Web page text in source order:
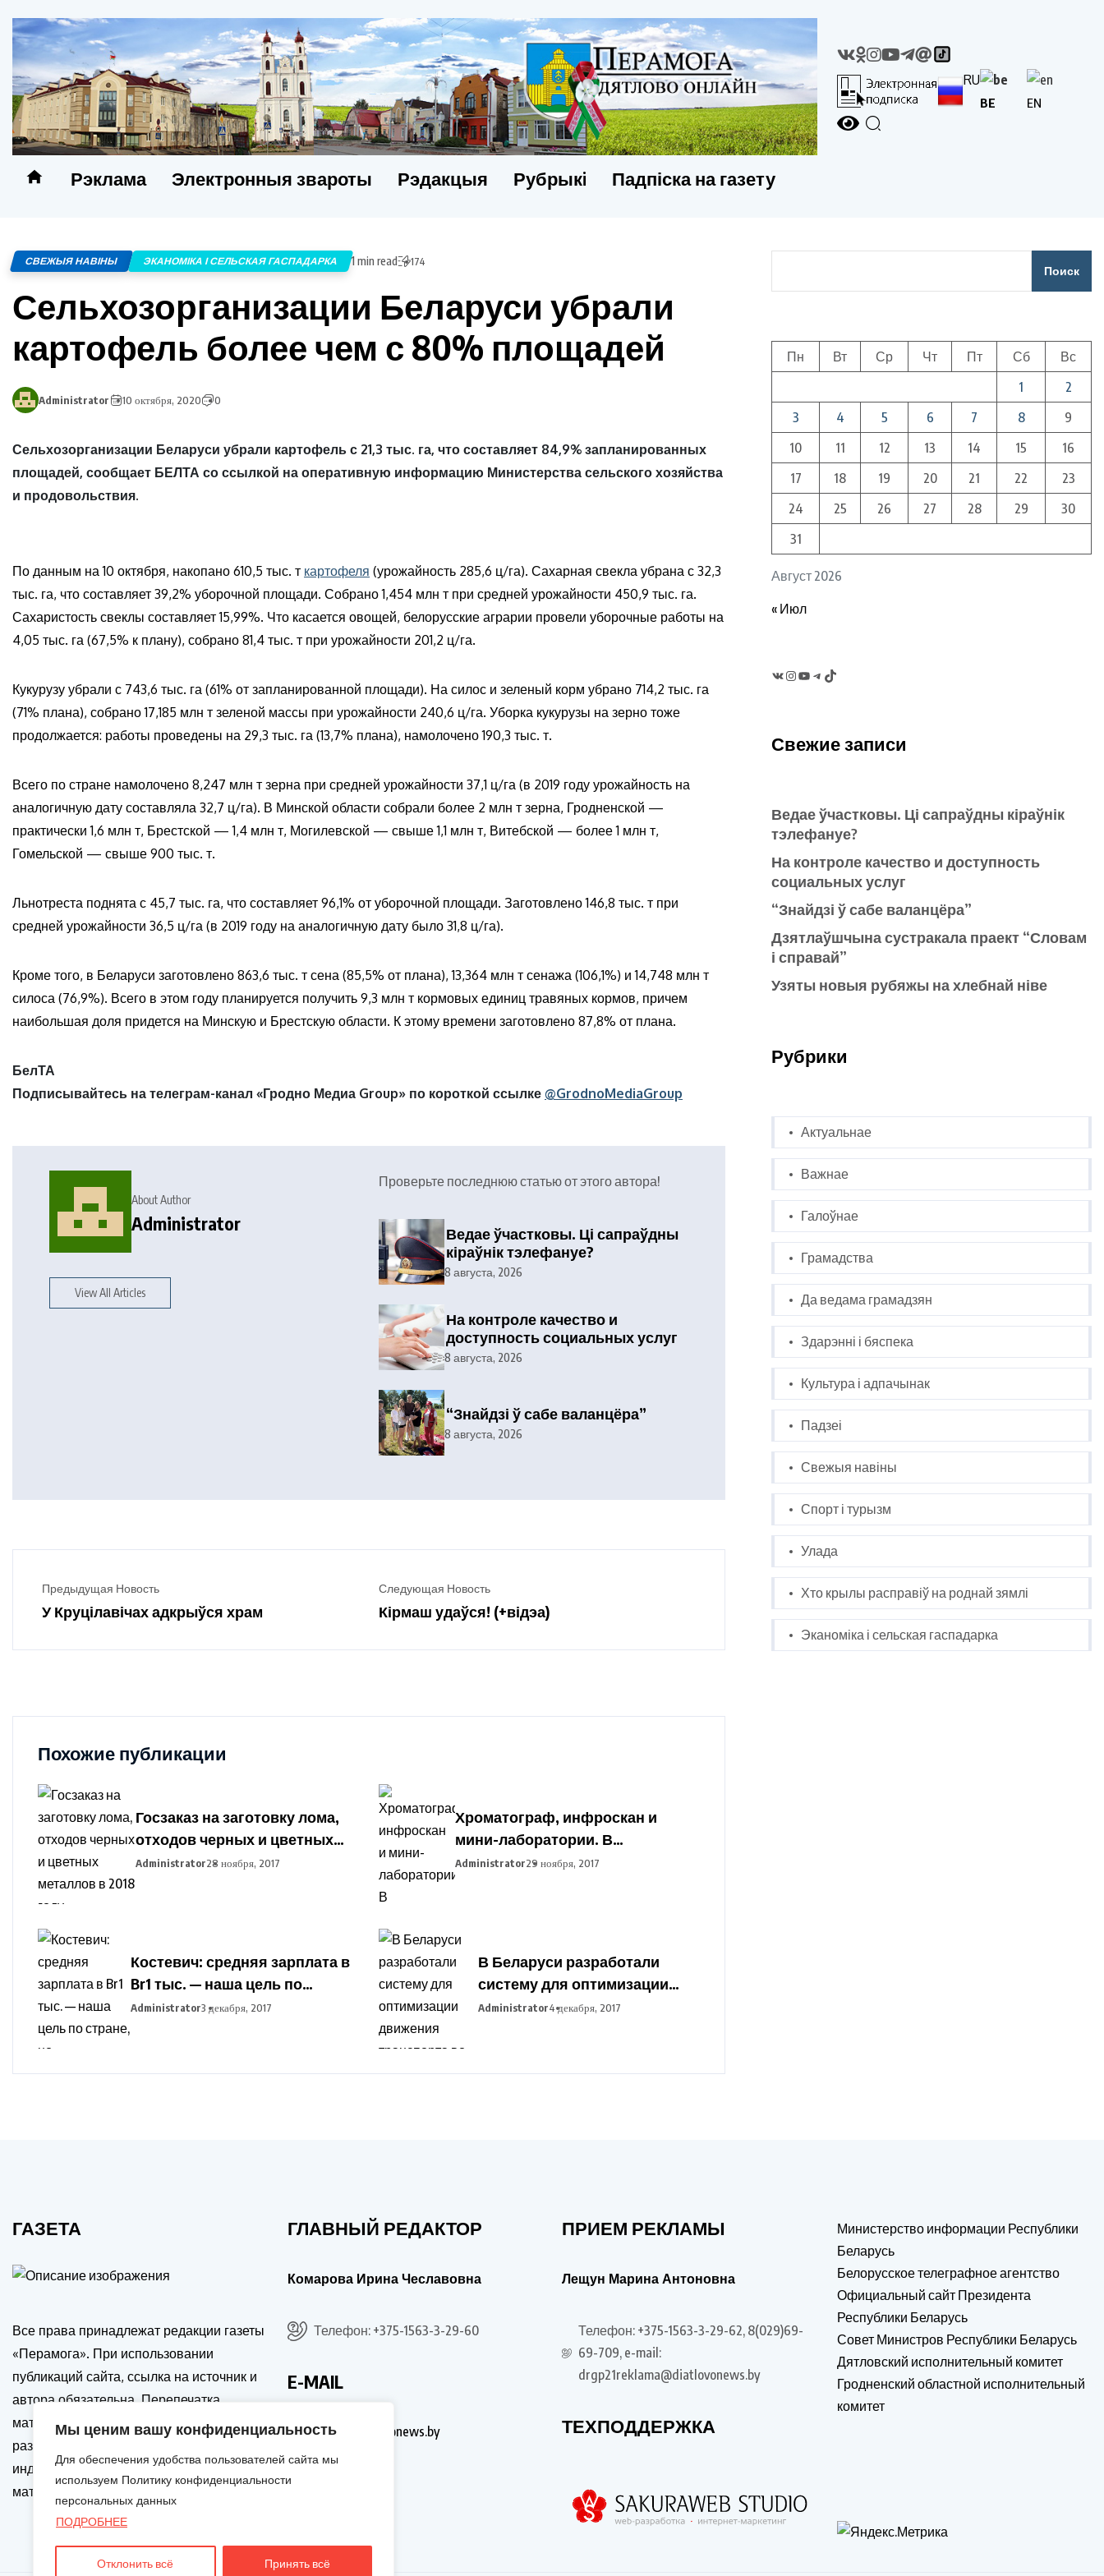
Мы ценим вашу конфиденциальность
Для обеспечения удобства пользователей сайта мы
используем Политику конфиденциальности
персональных данных
ПОДРОБНЕЕ
Отклонить всё Принять всё
Рэклама Электронныя звароты Рэдакцыя Рубрыкi Падпіска на газету
RU
BE EN
СВЕЖЫЯ НАВІНЫ ЭКАНОМІКА І СЕЛЬСКАЯ ГАСПАДАРКА 1 min read 174
Сельхозорганизации Беларуси убрали
картофель более чем с 80% площадей
Administrator 10 октября, 2020 0
Сельхозорганизации Беларуси убрали картофель с 21,3 тыс. га, что составляет 84,9% запланированных
площадей, сообщает БЕЛТА со ссылкой на оперативную информацию Министерства сельского хозяйства
и продовольствия.
По данным на 10 октября, накопано 610,5 тыс. т картофеля (урожайность 285,6 ц/га). Сахарная свекла убрана с 32,3
тыс. га, что составляет 39,2% уборочной площади. Собрано 1,454 млн т при средней урожайности 450,9 тыс. га.
Сахаристость свеклы составляет 15,99%. Что касается овощей, белорусские аграрии провели уборочные работы на
4,05 тыс. га (67,5% к плану), собрано 81,4 тыс. т при урожайности 201,2 ц/га.
Кукурузу убрали с 743,6 тыс. га (61% от запланированной площади). На силос и зеленый корм убрано 714,2 тыс. га
(71% плана), собрано 17,185 млн т зеленой массы при урожайности 240,6 ц/га. Уборка кукурузы на зерно тоже
продолжается: работы проведены на 29,3 тыс. га (13,7% плана), намолочено 190,3 тыс. т.
Всего по стране намолочено 8,247 млн т зерна при средней урожайности 37,1 ц/га (в 2019 году урожайность на
аналогичную дату составляла 32,7 ц/га). В Минской области собрали более 2 млн т зерна, Гродненской —
практически 1,6 млн т, Брестской — 1,4 млн т, Могилевской — свыше 1,1 млн т, Витебской — более 1 млн т,
Гомельской — свыше 900 тыс. т.
Льнотреста поднята с 45,7 тыс. га, что составляет 96,1% от уборочной площади. Заготовлено 146,8 тыс. т при
средней урожайности 36,5 ц/га (в 2019 году на аналогичную дату было 31,8 ц/га).
Кроме того, в Беларуси заготовлено 863,6 тыс. т сена (85,5% от плана), 13,364 млн т сенажа (106,1%) и 14,748 млн т
силоса (76,9%). Всего в этом году планируется получить 9,3 млн т кормовых единиц травяных кормов, причем
наибольшая доля придется на Минскую и Брестскую области. К этому времени заготовлено 87,8% от плана.
БелТА
Подписывайтесь на телеграм-канал «Гродно Медиа Group» по короткой ссылке @GrodnoMediaGroup
About Author
Administrator
View All Articles
Проверьте последнюю статью от этого автора!
Ведае ўчастковы. Ці сапраўдны
кіраўнік тэлефануе?
8 августа, 2026
На контроле качество и
доступность социальных услуг
8 августа, 2026
“Знайдзі ў сабе валанцёра”
8 августа, 2026
Предыдущая Новость
У Круцілавічах адкрыўся храм
Следующая Новость
Кірмаш удаўся! (+відэа)
Похожие публикации
Госзаказ на заготовку лома,
отходов черных и цветных
металлов в 2018 году
Administrator28 ноября, 2017
Хроматограф, инфроскан и
мини-лаборатории. В
Гродненский
агропромышленный парк
Administrator29 ноября, 2017
Костевич: средняя зарплата в
Br1 тыс. — наша цель по
стране, но дифференциация
Administrator3 декабря, 2017
В Беларуси разработали
систему для оптимизации
движения транспорта во
Administrator4 декабря, 2017
Поиск
Август 2026
Пн Вт Ср Чт Пт Сб
Вс
1
2
3
4 5 6 7 8
9
10
11 12 13 14 15
16
17
18 19 20 21 22
23
24
25 26 27 28 29
30
31
« Июл
Instagram
YouTubeTelegram
TikTok
Свежие записи
Ведае ўчастковы. Ці сапраўдны кіраўнік
тэлефануе?
На контроле качество и доступность
социальных услуг
“Знайдзі ў сабе валанцёра”
Дзятлаўшчына сустракала праект “Словам
і справай”
Узяты новыя рубяжы на хлебнай ніве
Рубрики
Актуальнае
Важнае
Галоўнае
Грамадства
Да ведама грамадзян
Здарэнні і бяспека
Культура і адпачынак
Падзеі
Свежыя навіны
Спорт і турызм
Улада
Хто крылы расправіў на роднай зямлі
Эканоміка і сельская гаспадарка
ГАЗЕТА
Все права принадлежат редакции газеты
«Перамога». При использовании
публикаций сайта, ссылка на источник и
автора обязательна. Перепечатка
материалов только с письменного
разрешения редакции. Активная и
индексируемая гиперссылка на источник
материала обязательна.
ГЛАВНЫЙ РЕДАКТОР
Комарова Ирина Чеславовна
Телефон: +375-1563-3-29-60
E-MAIL
drgp@diatlovonews.by
ПРИЕМ РЕКЛАМЫ
Лещун Марина Антоновна
Телефон: +375-1563-3-29-62, 8(029)69-
69-709, e-mail:
drgp21reklama@diatlovonews.by
ТЕХПОДДЕРЖКА
Министерство информации Республики
Беларусь
Белорусское телеграфное агентство
Официальный сайт Президента
Республики Беларусь
Совет Министров Республики Беларусь
Дятловский исполнительный комитет
Гродненский областной исполнительный
комитет